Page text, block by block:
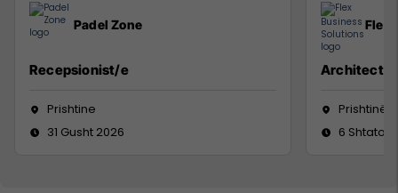
Padel Zone
Recepsionist/e
Prishtine
31 Gusht 2026
Flex
Architect
Prishtinë
6 Shtator